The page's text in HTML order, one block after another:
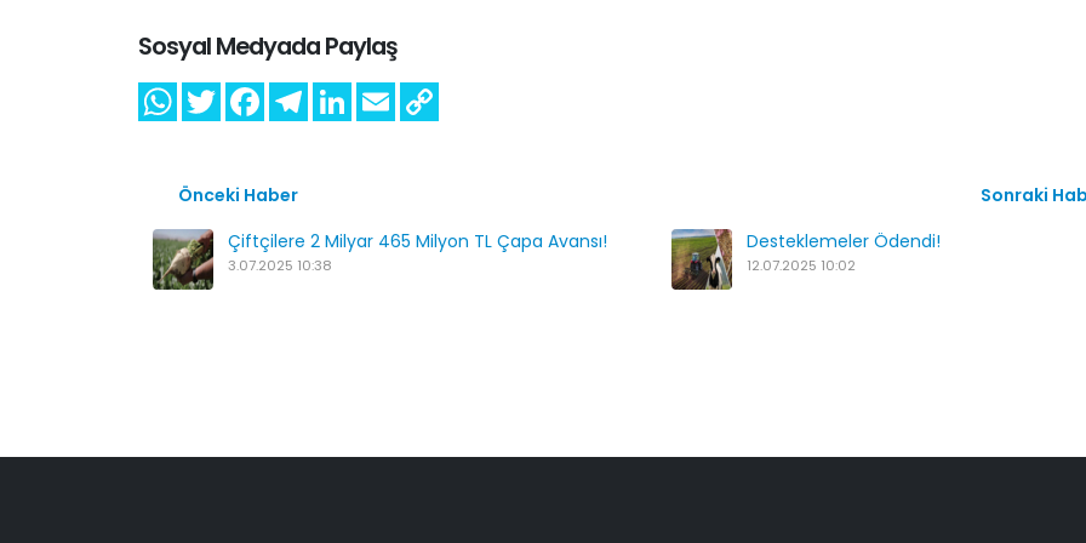
Sosyal Medyada Paylaş
Önceki Haber
Çiftçilere 2 Milyar 465 Milyon TL Çapa Avansı!
3.07.2025 10:38
Sonraki
Desteklemeler Ödendi!
12.07.2025 10:02